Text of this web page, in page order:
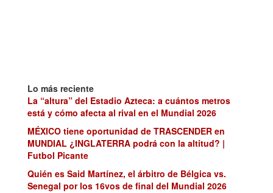
Lo más reciente
La “altura” del Estadio Azteca: a cuántos metros
está y cómo afecta al rival en el Mundial 2026
MÉXICO tiene oportunidad de TRASCENDER en
MUNDIAL ¿INGLATERRA podrá con la altitud? |
Futbol Picante
Quién es Said Martínez, el árbitro de Bélgica vs.
Senegal por los 16vos de final del Mundial 2026